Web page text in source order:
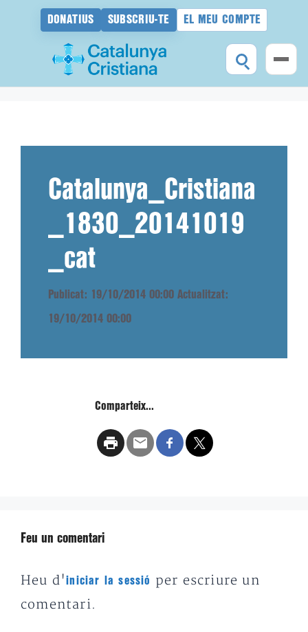
DONATIUS SUBSCRIU-TE EL MEU COMPTE
Catalunya_Cristiana
_1830_20141019
_cat
Publicat: 19/10/2014 00:00 Actualitzat:
19/10/2014 00:00
Comparteix...
Feu un comentari
Heu d'iniciar la sessió
per escriure un
comentari.